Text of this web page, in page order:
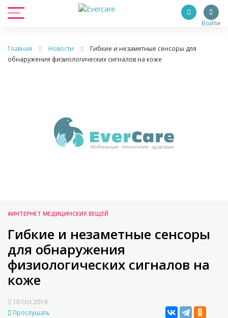
Войти
Главная Новости
Гибкие и незаметные сенсоры для
обнаружения физиологических сигналов на коже
#ИНТЕРНЕТ МЕДИЦИНСКИХ ВЕЩЕЙ
Гибкие и незаметные сенсоры
для обнаружения
физиологических сигналов на
коже
10 Oct 2019
Прослушать